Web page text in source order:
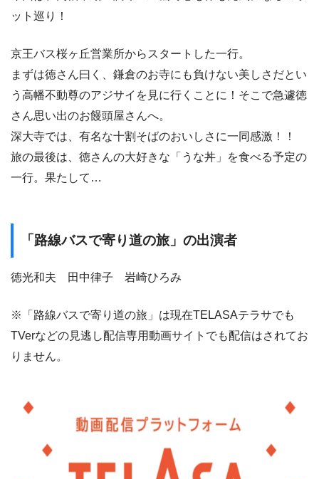
ット巡り！
京王バス桜ヶ丘営業所からスタートした一行。
まずは徳さん曰く、鎌倉のお寺にも負けない美しさだとい
う高幡不動尊のアジサイを見に行くことに！そこで急遽徳
さん思い出のお饅頭屋さんへ。
深大寺では、有名な十割そばのおいしさに一同感激！！
旅の最後は、徳さんの大好きな「うな丼」を食べる予定の
一行。果たして…
「路線バスで寄り道の旅」の出演者
徳光和夫 田中律子 岩崎ひろみ
※「路線バスで寄り道の旅」は現在TELASAテラサでも
TVerなどの見逃し配信専用動画サイトでも配信はされてお
りません。